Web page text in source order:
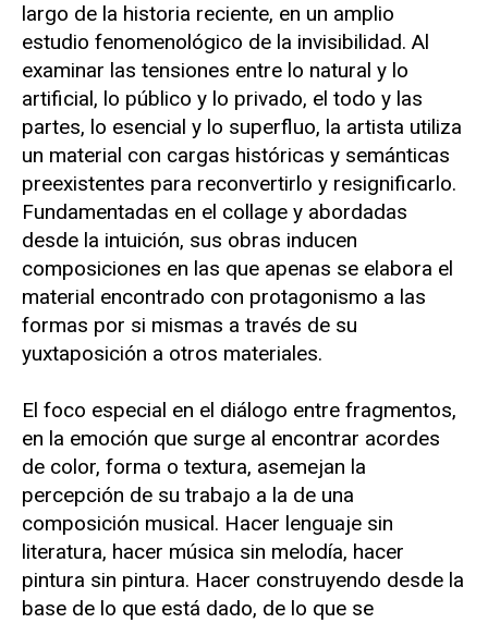
largo de la historia reciente, en un amplio
estudio fenomenológico de la invisibilidad. Al
examinar las tensiones entre lo natural y lo
artificial, lo público y lo privado, el todo y las
partes, lo esencial y lo superfluo, la artista utiliza
un material con cargas históricas y semánticas
preexistentes para reconvertirlo y resignificarlo.
Fundamentadas en el collage y abordadas
desde la intuición, sus obras inducen
composiciones en las que apenas se elabora el
material encontrado con protagonismo a las
formas por si mismas a través de su
yuxtaposición a otros materiales.
El foco especial en el diálogo entre fragmentos,
en la emoción que surge al encontrar acordes
de color, forma o textura, asemejan la
percepción de su trabajo a la de una
composición musical. Hacer lenguaje sin
literatura, hacer música sin melodía, hacer
pintura sin pintura. Hacer construyendo desde la
base de lo que está dado, de lo que se